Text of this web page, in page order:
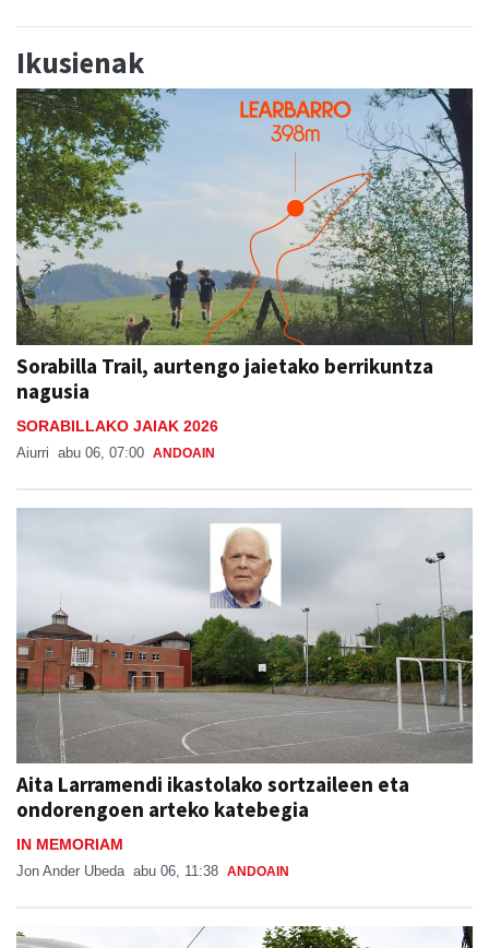
Sorabilla Trail, aurtengo jaietako berrikuntza
nagusia
SORABILLAKO JAIAK 2026
Aiurri
Aita Larramendi ikastolako sortzaileen eta
ondorengoen arteko katebegia
IN MEMORIAM
Jon Ander Ubeda ANDOAIN